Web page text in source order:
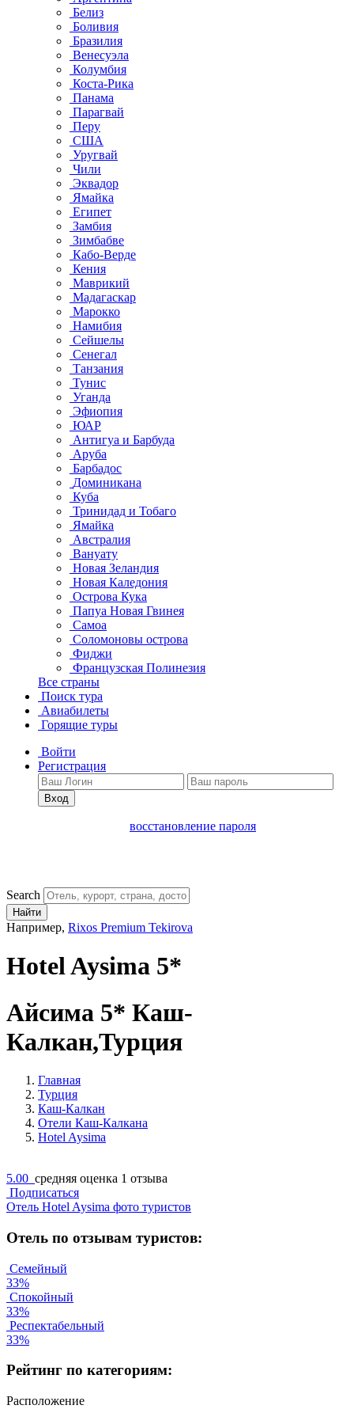
Белиз
Боливия
Бразилия
Венесуэла
Колумбия
Коста-Рика
Панама
Парагвай
Перу
США
Уругвай
Чили
Эквадор
Ямайка
Египет
Замбия
Зимбабве
Кабо-Верде
Кения
Маврикий
Мадагаскар
Марокко
Намибия
Сейшелы
Сенегал
Танзания
Тунис
Уганда
Эфиопия
ЮАР
Антигуа и Барбуда
Аруба
Барбадос
Доминикана
Куба
Тринидад и Тобаго
Ямайка
Австралия
Вануату
Новая Зеландия
Новая Каледония
Острова Кука
Папуа Новая Гвинея
Самоа
Соломоновы острова
Фиджи
Французская Полинезия
Все страны
Поиск тура
Авиабилеты
Горящие туры
Войти
Регистрация
Вход
восстановление пароля
Search
Найти
Например, Rixos Premium Tekirova
Hotel Aysima 5*
Айсима 5* Каш-
Калкан,Турция
Главная
Турция
Каш-Калкан
Отели Каш-Калкана
Hotel Aysima
5.00 средняя оценка 1 отзыва
Подписаться
Отель Hotel Aysima фото туристов
Отель по отзывам туристов:
Семейный
33%
Спокойный
33%
Респектабельный
33%
Рейтинг по категориям:
Расположение